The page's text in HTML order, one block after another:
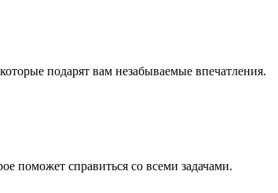
подарят вам незабываемые впечатления.
поможет справиться со всеми задачами.